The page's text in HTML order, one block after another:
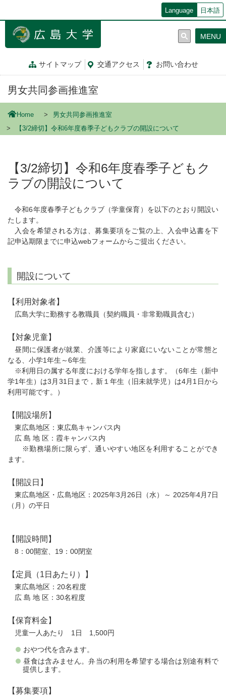
ン
Language 日本語
サイトマップ 交通アクセス お問い合わせ
MENU
男女共同参画推進室
Home
男女共同参画推進室
【3/2締切】令和6年度春季子どもクラブの開設について
【3/2締切】令和6年度春季子どもク
ラブの開設について
令和6年度春季子どもクラブ（学童保育）を以下のとおり開設い
たします。
入会を希望される方は、募集要項をご覧の上、入会申込書を下
記申込期限までに申込webフォームからご提出ください。
開設について
【利用対象者】
広島大学に勤務する教職員（契約職員・非常勤職員含む）
【対象児童】
昼間に保護者が就業、介護等により家庭にいないことが常態と
なる、小学1年生～6年生
※利用日の属する年度における学年を指します。（6年生（新中
学1年生）は3月31日まで，新１年生（旧未就学児）は4月1日から
利用可能です。）
【開設場所】
東広島地区：東広島キャンパス内
広 島 地 区：霞キャンパス内
※勤務場所に限らず、通いやすい地区を利用することができ
ます。
【開設日】
東広島地区・広島地区：2025年3月26日（水）～ 2025年4月7日
（月）の平日
【開設時間】
8：00開室、19：00閉室
【定員（1日あたり）】
東広島地区：20名程度
広 島 地 区：30名程度
【保育料金】
児童一人あたり 1日 1,500円
おやつ代を含みます。
昼食は含みません。弁当の利用を希望する場合は別途有料で
提供します。
【募集要項】